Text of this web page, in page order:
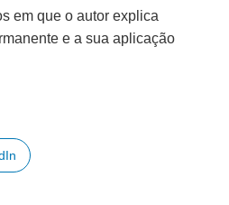
em que o autor explica
e a sua aplicação